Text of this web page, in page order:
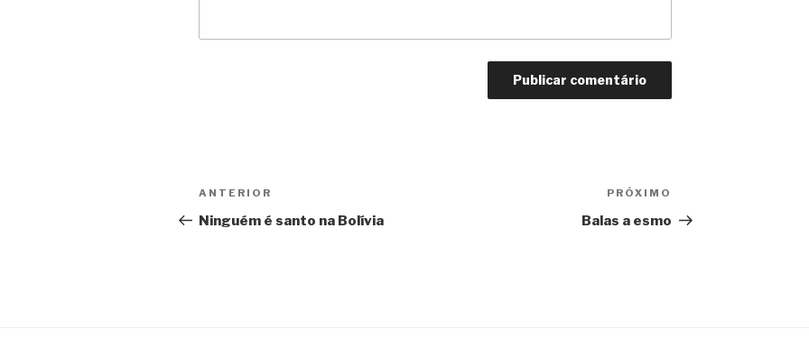
Navegação
de
Anterior
ANTERIOR
Ninguém é santo na Bolívia
PRÓXIMO
Balas a esmo